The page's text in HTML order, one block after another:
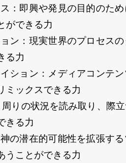
：即興や発見の目的のた
ができる力
ン：現実世界のプロセス
る力
ション：メディアコンテ
ミックスできる力
りの状況を読み取り、際
きる力
の潜在的可能性を拡張す
うことができる力